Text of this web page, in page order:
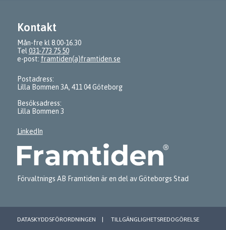
Kontakt
Mån-fre kl 8.00-16.30
Tel 031-773 75 50
e-post: framtiden(a)framtiden.se
Postadress:
Lilla Bommen 3A, 411 04 Göteborg
Besöksadress:
Lilla Bommen 3
LinkedIn
Förvaltnings AB Framtiden är en del av Göteborgs Stad
DATASKYDDSFÖRORDNINGEN TILLGÄNGLIGHETSREDOGÖRELSE